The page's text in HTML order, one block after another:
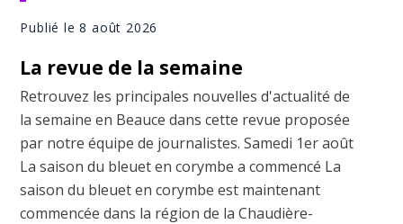
Publié le 8 août 2026
La revue de la semaine
Retrouvez les principales nouvelles d'actualité de
la semaine en Beauce dans cette revue proposée
par notre équipe de journalistes. Samedi 1er août
La saison du bleuet en corymbe a commencé La
saison du bleuet en corymbe est maintenant
commencée dans la région de la Chaudière-